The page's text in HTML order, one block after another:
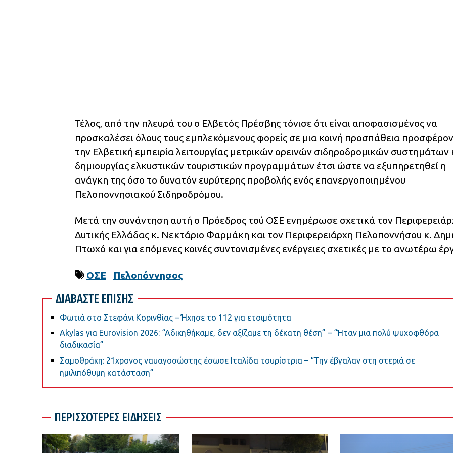
Τέλος, από την πλευρά του ο Ελβετός Πρέσβης τόνισε ότι είναι αποφασισμένος να
προσκαλέσει όλους τους εμπλεκόμενους φορείς σε μια κοινή προσπάθεια
την Ελβετική εμπειρία λειτουργίας μετρικών ορεινών σιδηροδρομικών συστημάτων
δημιουργίας ελκυστικών τουριστικών προγραμμάτων έτσι ώστε να εξυπηρετηθεί η
ανάγκη της όσο το δυνατόν ευρύτερης προβολής ενός επανεργοποιημένου
Πελοποννησιακού Σιδηροδρόμου.
Μετά την συνάντηση αυτή ο Πρόεδρος τού ΟΣΕ ενημέρωσε σχετικά τον
Δυτικής Ελλάδας κ. Νεκτάριο Φαρμάκη και τον Περιφερειάρχη Πελοποννήσου κ.
Πτωχό και για επόμενες κοινές συντονισμένες ενέργειες σχετικές με το ανωτέρω
ΟΣΕ Πελοπόννησος
ΔΙΑΒΑΣΤΕ ΕΠΙΣΗΣ
Φωτιά στο Στεφάνι Κορινθίας – Ήχησε το 112 για ετοιμότητα
Akylas για Eurovision 2026: “Aδικηθήκαμε, δεν αξίζαμε τη δέκατη θέση” – “Ήταν μια πολύ ψυχοφθόρα
διαδικασία”
Σαμοθράκη: 21χρονος ναυαγοσώστης έσωσε Ιταλίδα τουρίστρια – “Την έβγαλαν στη στεριά σε
ημιλιπόθυμη κατάσταση”
ΠΕΡΙΣΣΟΤΕΡΕΣ ΕΙΔΗΣΕΙΣ